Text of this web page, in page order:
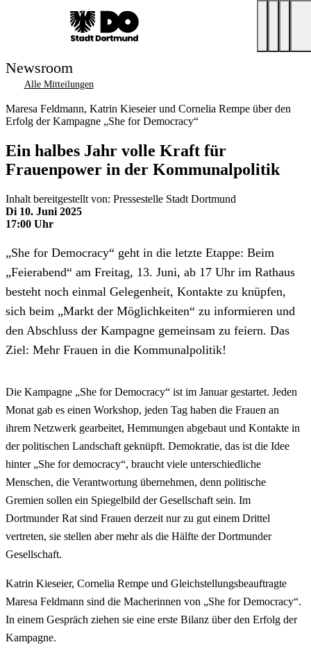
Newsroom
Alle Mitteilungen
Maresa Feldmann, Katrin Kieseier und Cornelia Rempe über den
Erfolg der Kampagne „She for Democracy“
Ein halbes Jahr volle Kraft für
Frauenpower in der Kommunalpolitik
Inhalt bereitgestellt von: Pressestelle Stadt Dortmund
Di 10. Juni 2025
17:00 Uhr
„She for Democracy“ geht in die letzte Etappe: Beim
„Feierabend“ am Freitag, 13. Juni, ab 17 Uhr im Rathaus
besteht noch einmal Gelegenheit, Kontakte zu knüpfen,
sich beim „Markt der Möglichkeiten“ zu informieren und
den Abschluss der Kampagne gemeinsam zu feiern. Das
Ziel: Mehr Frauen in die Kommunalpolitik!
Die Kampagne „She for Democracy“ ist im Januar gestartet. Jeden
Monat gab es einen Workshop, jeden Tag haben die Frauen an
ihrem Netzwerk gearbeitet, Hemmungen abgebaut und Kontakte in
der politischen Landschaft geknüpft. Demokratie, das ist die Idee
hinter „She for democracy“, braucht viele unterschiedliche
Menschen, die Verantwortung übernehmen, denn politische
Gremien sollen ein Spiegelbild der Gesellschaft sein. Im
Dortmunder Rat sind Frauen derzeit nur zu gut einem Drittel
vertreten, sie stellen aber mehr als die Hälfte der Dortmunder
Gesellschaft.
Katrin Kieseier, Cornelia Rempe und Gleichstellungsbeauftragte
Maresa Feldmann sind die Macherinnen von „She for Democracy“.
In einem Gespräch ziehen sie eine erste Bilanz über den Erfolg der
Kampagne.